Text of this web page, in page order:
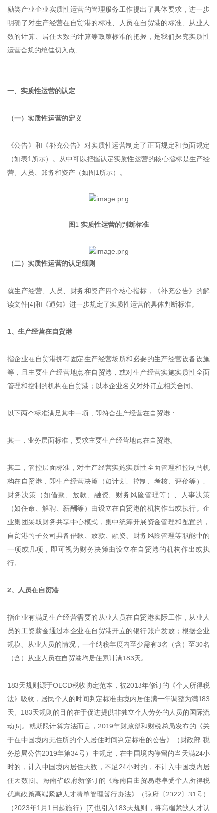
励类产业企业实质性运营的管理服务工作提出了具体要求，进一步
明确了对生产经营在自贸港的标准、人员在自贸港的标准、从业人
数的计算、居住天数的计算等政策标准的把握，是我们探究实质性
运营合规的绝佳切入点。
一、实质性运营的认定
（一）实质性运营的定义
《公告》和《补充公告》对实质性运营制定了正面规定和负面规定
（如表1所示）。从中可以把握认定实质性运营的核心指标是生产经
营、人员、账务和资产（如图1所示）。
图1 实质性运营的判断标准
（二）实质性运营的认定细则
就生产经营、人员、财务和资产四个核心指标，《补充公告》的解
读文件[4]和《通知》进一步规定了实质性运营的具体判断标准。
1、生产经营在自贸港
指企业在自贸港拥有固定生产经营场所和必要的生产经营设备设施
等，且主要生产经营地点在自贸港，或对生产经营实施实质性全面
管理和控制的机构在自贸港；以本企业名义对外订立相关合同。
以下两个标准满足其中一项，即符合生产经营在自贸港：
其一，业务层面标准，要求主要生产经营地点在自贸港。
其二，管控层面标准，对生产经营实施实质性全面管理和控制的机
构在自贸港，即生产经营决策（如计划、控制、考核、评价等）、
财务决策（如借款、放款、融资、财务风险管理等）、人事决策
（如任命、解聘、薪酬等）由设立在自贸港的机构作出或执行。企
业集团采取财务共享中心模式，集中统筹开展资金管理和配置的，
自贸港的子公司具备借款、放款、融资、财务风险管理等职能中的
一项或几项，即可视为财务决策由设立在自贸港的机构作出或执
行。
2、人员在自贸港
指企业有满足生产经营需要的从业人员在自贸港实际工作，从业人
员的工资薪金通过本企业在自贸港开立的银行账户发放；根据企业
规模、从业人员的情况，一个纳税年度内至少需有3名（含）至30名
（含）从业人员在自贸港均居住累计满183天。
183天规则源于OECD税收协定范本，被2018年修订的《个人所得税
法》吸收，居民个人的时间判定标准由境内居住满一年调整为满183
天。183天规则的目的在于促进提供非独立个人劳务的人员的国际流
动[5]。就期限计算方法而言，2019年财政部和财税总局发布的《关
于在中国境内无住所的个人居住时间判定标准的公告》（财政部 税
务总局公告2019年第34号）中规定，在中国境内停留的当天满24小
时的，计入中国境内居住天数，不足24小时的，不计入中国境内居
住天数[6]。海南省政府新修订的《海南自由贸易港享受个人所得税
优惠政策高端紧缺人才清单管理暂行办法》（琼府〔2022〕31号）
（2023年1月1日起施行）[7]也引入183天规则，将高端紧缺人才认